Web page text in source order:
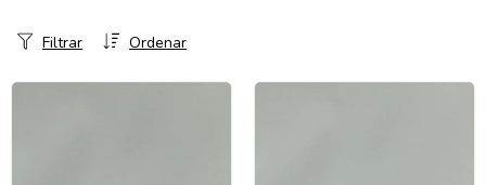
Ordenar
Filtrar